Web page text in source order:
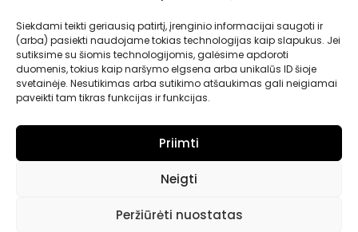
Siekdami teikti geriausią patirtį, įrenginio informacijai saugoti ir
(arba) pasiekti naudojame tokias technologijas kaip slapukus. Jei
sutiksime su šiomis technologijomis, galėsime apdoroti
duomenis, tokius kaip naršymo elgsena arba unikalūs ID šioje
svetainėje. Nesutikimas arba sutikimo atšaukimas gali neigiamai
paveikti tam tikras funkcijas ir funkcijas.
Priimti
Neigti
Peržiūrėti nuostatas
Intertechnika Sukurta pagal užsakymą - Dominykas Vitkauskas
Internetinių svetainių sprendimai